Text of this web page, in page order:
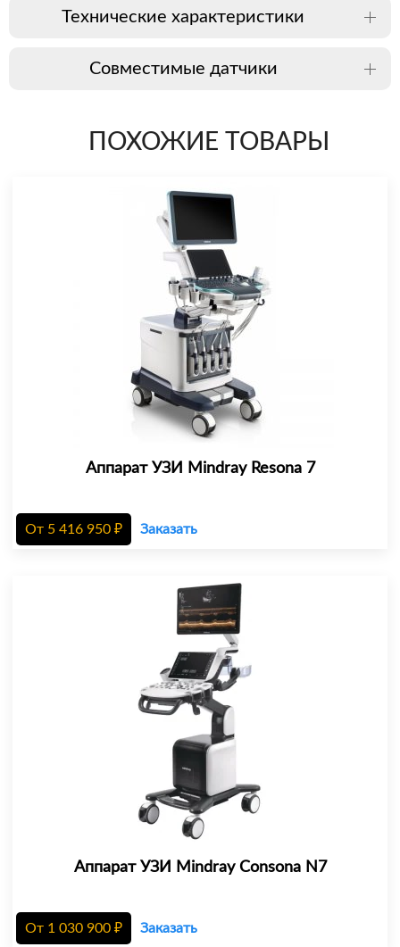
Технические характеристики
Совместимые датчики
ПОХОЖИЕ ТОВАРЫ
Аппарат УЗИ Mindray Resona 7
От 5 416 950 ₽ Заказать
Аппарат УЗИ Mindray Consona N7
От 1 030 900 ₽ Заказать